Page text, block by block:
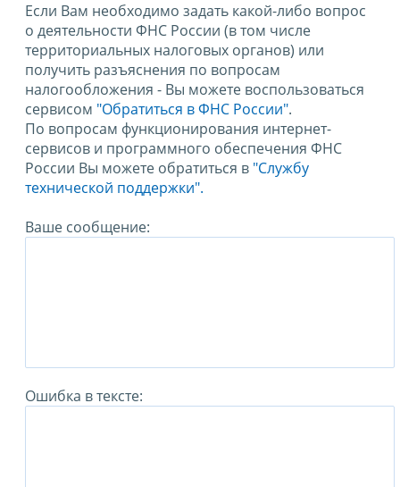
Если Вам необходимо задать какой-либо вопрос
о деятельности ФНС России (в том числе
территориальных налоговых органов) или
получить разъяснения по вопросам
налогообложения - Вы можете воспользоваться
сервисом "Обратиться в ФНС России".
По вопросам функционирования интернет-
сервисов и программного обеспечения ФНС
России Вы можете обратиться в "Службу
технической поддержки".
Ваше сообщение:
Ошибка в тексте: